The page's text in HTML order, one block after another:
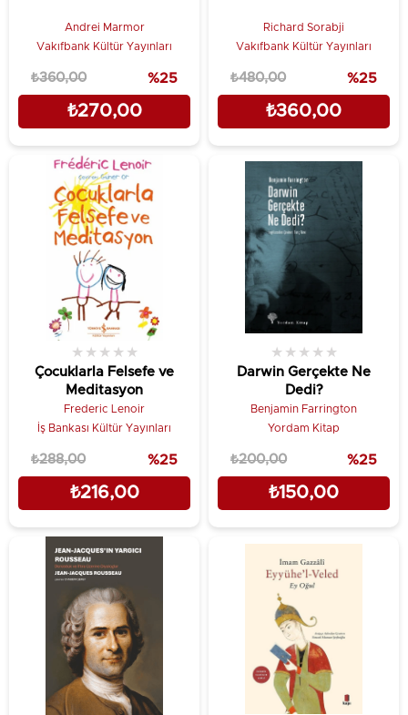
Andrei Marmor
Vakıfbank Kültür Yayınları
₺270,00
₺360,00 %25
Richard Sorabji
Vakıfbank Kültür Yayınları
₺360,00
₺480,00 %25
Çocuklarla Felsefe ve
Meditasyon
★ ★ ★ ★ ★
Frederic Lenoir
İş Bankası Kültür Yayınları
₺216,00
₺288,00 %25
Darwin Gerçekte Ne
Dedi?
★ ★ ★ ★ ★
Benjamin Farrington
Yordam Kitap
₺150,00
₺200,00 %25